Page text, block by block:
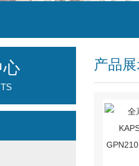
产品
心